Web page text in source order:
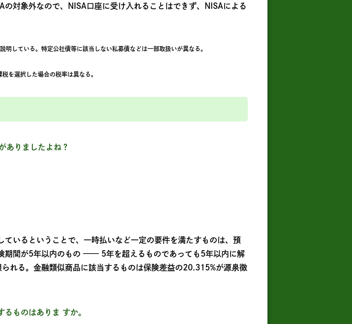
対象外なので、NISA口座に受け入れることはできず、NISAによる
している。特定公社債等に該当しない私募債などは一部取扱いが異なる。
を選択した場合の税率は異なる。
ありましたよね？
いるということで、一時払いなど一定の要件を満たすものは、預
期間が5年以内のもの —— 5年を超えるものであっても5年以内に解
れる。金融類似商品に該当するものは保険差益の20.315%が源泉徴
ものはありま すか。